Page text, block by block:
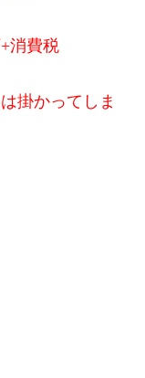
消費税
掛かってしま